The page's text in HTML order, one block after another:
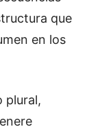
que
en los